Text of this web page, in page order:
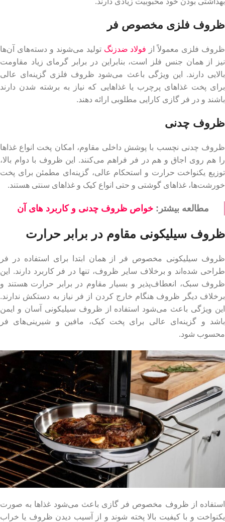
ظروف فلزی مخصوص فر
ظروف فلزی معمولاً از فولاد ضدزنگ تولید می‌شوند و دسته‌های آن‌ها
نیز از همان جنس فلز است، بنابراین در برابر گرمای زیاد مقاومت
بالایی دارند. این ویژگی باعث می‌شود ظروف فلزی گزینه‌ای عالی
برای پخت غذاهای پرچرب یا غذاهایی که نیاز به برشته شدن دارند
باشند و در فر گازی کارایی مطلوبی ارائه دهند.
ظروف چدنی
ظروف چدنی نچسب با پوشش داخلی مقاوم، امکان پخت انواع غذاها
را هم روی اجاق و هم در فر فراهم می‌کنند. این ظروف با دوام بالا،
توزیع یکنواخت حرارت و استحکام عالی، گزینه‌ای مطمئن برای پخت
خورشت‌ها، غذاهای گوشتی و حتی انواع کیک و غذاهای سنتی هستند.
مطالعه بیشتر: خواص ظروف چدنی و کاربرد های آن
ظروف سیلیکونی مقاوم در برابر حرارت
ظروف سیلیکونی مخصوص فر از همان ابتدا برای استفاده در فر
طراحی شده‌اند و برخلاف سایر ظروف، تنها در فر کاربرد دارند. این
ظروف سبک، انعطاف‌پذیر و بسیار مقاوم در برابر حرارت هستند و
برخلاف دیگر ظروف هنگام خارج کردن از فر نیاز به دستکش ندارند.
این ویژگی باعث می‌شود استفاده از ظروف سیلیکونی آسان و ایمن
باشد و گزینه‌ای عالی برای پخت کیک، مافین و شیرینی‌های فر
محسوب شود.
استفاده از ظروف مخصوص فر گازی باعث می‌شود غذاها به صورت
یکنواخت و با کیفیت بالا پخته شوند و از آسیب دیدن ظروف یا خراب